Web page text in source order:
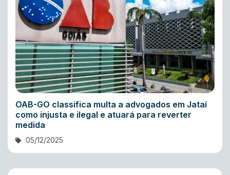
OAB-GO classifica multa a advogados em Jataí
como injusta e ilegal e atuará para reverter
medida
05/12/2025